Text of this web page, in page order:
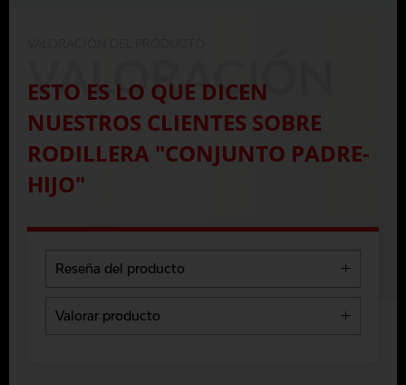
ESTO ES LO QUE DICEN
NUESTROS CLIENTES SOBRE
RODILLERA "CONJUNTO PADRE-
HIJO"
VALORACIÓN
Reseña del producto
Valorar producto